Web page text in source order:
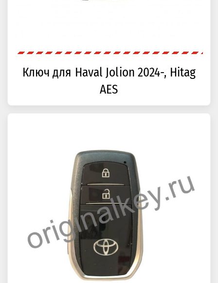
Ключ для Haval Jolion 2024-, Hitag
AES